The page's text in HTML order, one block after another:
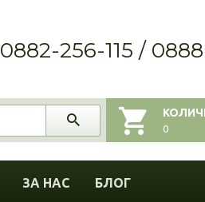
0882-256-115 /
0
ЗА НАС БЛОГ